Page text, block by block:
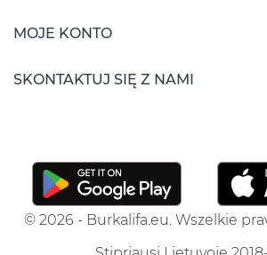
MOJE KONTO
SKONTAKTUJ SIĘ Z NAMI
© 2026 - Burkalifa.eu. Wszelkie